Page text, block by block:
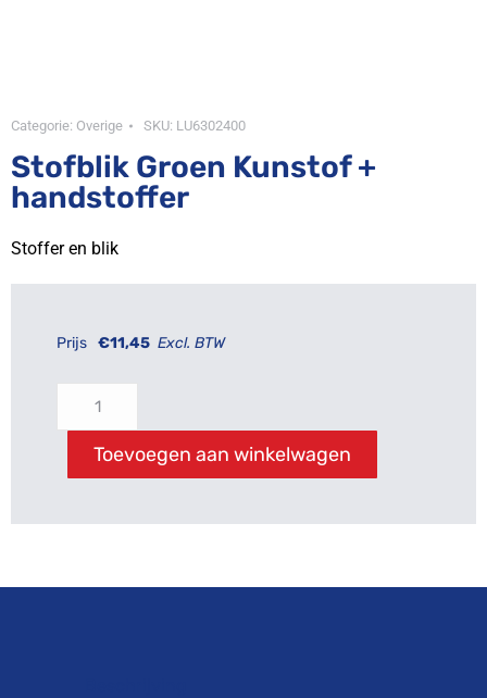
Categorie: Overige SKU: LU6302400
Stofblik Groen Kunstof +
handstoffer
Stoffer en blik
Prijs €11,45 Excl. BTW
Toevoegen aan winkelwagen